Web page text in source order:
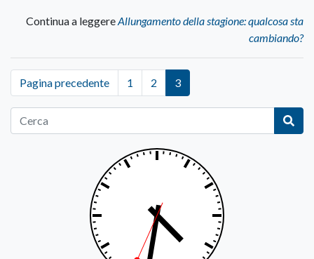
Continua a leggereAllungamento della stagione: qualcosa sta
cambiando?
Pagina precedente 1 2 3